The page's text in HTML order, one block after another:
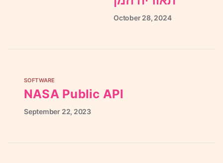
October28, 2024
SOFTWARE
NASA Public API
September22, 2023